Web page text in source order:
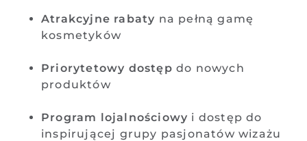
Atrakcyjne rabaty na pełną gamę
kosmetyków
Priorytetowy dostęp do nowych
produktów
Program lojalnościowy i dostęp do
inspirującej grupy pasjonatów wizażu